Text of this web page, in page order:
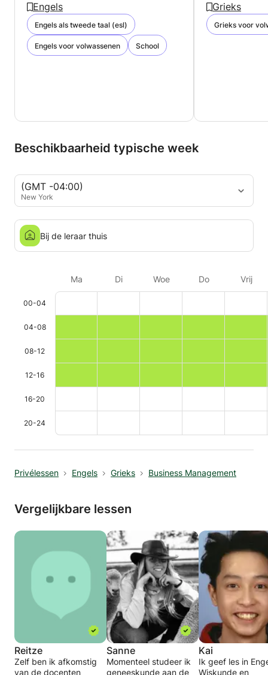
Engels
Engels als tweede taal (esl)
Engels voor volwassenen School
Grieks
Grieks voor
Beschikbaarheid typische week
(GMT -04:00)
New York
Bij de leraar thuis
Ma Di Woe Do Vrij
00-04
04-08
08-12
12-16
16-20
20-24
Privélessen Engels Grieks Business Management
Vergelijkbare lessen
Reitze
Zelf ben ik afkomstig
van de docenten
Sanne
Momenteel studeer ik
geneeskunde aan de
Kai
Ik geef les in
Wiskunde en